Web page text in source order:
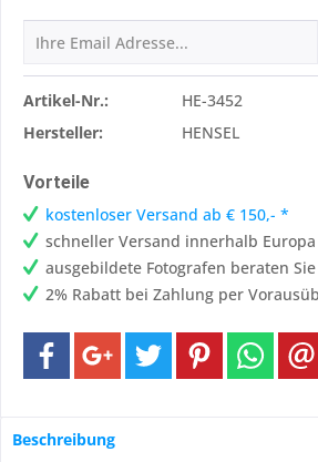
Artikel-Nr.:
HE-3452
Hersteller:
HENSEL
Vorteile
kostenloser Versand ab € 150,- *
schneller Versand innerhalb Europa
ausgebildete Fotografen beraten Sie
2% Rabatt bei Zahlung per
Beschreibung